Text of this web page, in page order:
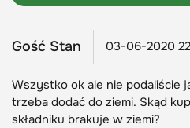
Gość Stan 03-06-2020
Wszystko ok ale nie podaliście
trzeba dodać do ziemi. Skąd
składniku brakuje w ziemi?